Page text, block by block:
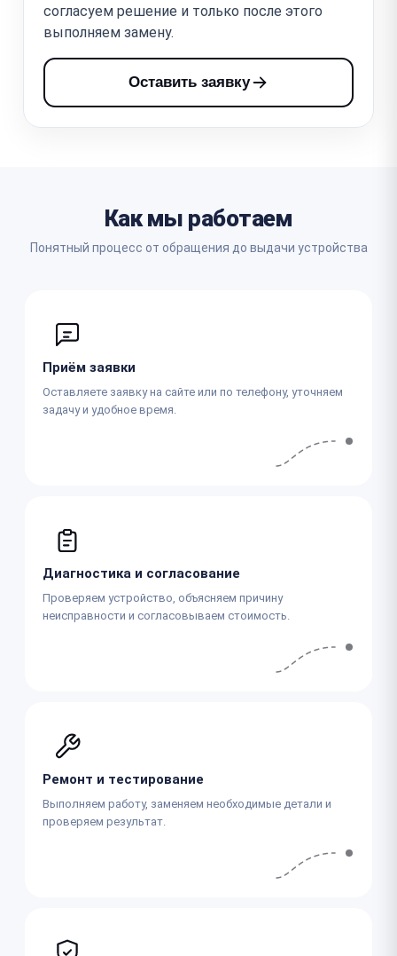
согласуем решение и только после этого
выполняем замену.
Оставить заявку
Как мы работаем
Понятный процесс от обращения до выдачи устройства
Приём заявки
Оставляете заявку на сайте или по телефону, уточняем
задачу и удобное время.
Диагностика и согласование
Проверяем устройство, объясняем причину
неисправности и согласовываем стоимость.
Ремонт и тестирование
Выполняем работу, заменяем необходимые детали и
проверяем результат.